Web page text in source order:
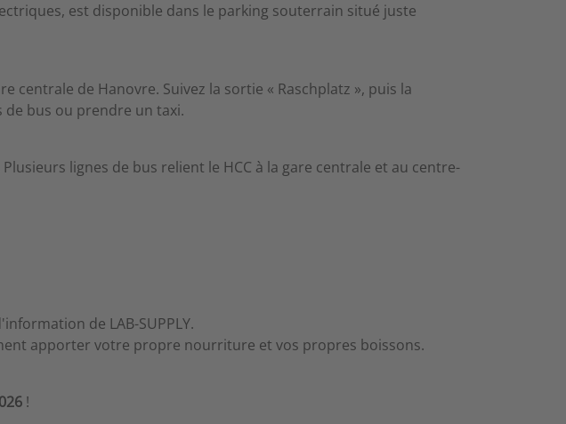
est disponible dans le parking souterrain situé juste
centrale de Hanovre. Suivez la sortie « Raschplatz », puis la
de bus ou prendre un taxi.
lignes de bus relient le HCC à la gare centrale et au centre-
de LAB-SUPPLY.
apporter votre propre nourriture et vos propres boissons.
!